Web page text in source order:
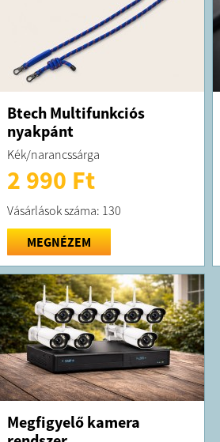
Btech Multifunkciós
nyakpánt
Kék/narancssárga
2 990 Ft
Vásárlások száma: 130
MEGNÉZEM
Megfigyelő kamera